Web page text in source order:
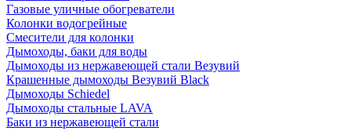
Газовые уличные обогреватели
Колонки водогрейные
Смесители для колонки
Дымоходы, баки для воды
Дымоходы из нержавеющей стали Везувий
Крашенные дымоходы Везувий Black
Дымоходы Schiedel
Дымоходы стальные LAVA
Баки из нержавеющей стали